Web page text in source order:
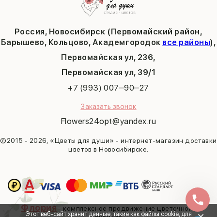
Россия, Новосибирск (Первомайский район,
Барышево, Кольцово, Академгородок все районы),
Первомайская ул, 236,
​Первомайская ул, 39/1
+7 (993) 007‒90‒27
Заказать звонок
Flowers24opt@yandex.ru
©2015 - 2026, «Цветы для души» - интернет-магазин доставки
цветов в Новосибирске.
9 мая
Флория - комплексное продвижение цветочного